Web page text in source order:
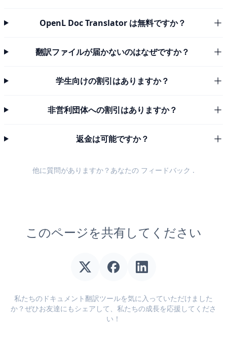
OpenL Doc Translator は無料ですか？
翻訳ファイルが届かないのはなぜですか？
学生向けの割引はありますか？
非営利団体への割引はありますか？
返金は可能ですか？
他に質問がありますか？あなたの フィードバック .
このページを共有してください
私たちのドキュメント翻訳ツールを気に入っていただけました
か？ぜひお友達にもシェアして、私たちの成長を応援してくださ
い！